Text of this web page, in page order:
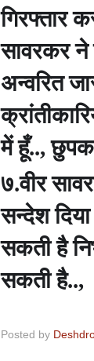
गिरफ्तार
सावरकर ने
अन्वरित
में हूँ..,
७.वीर
सन्देश दिया
सकती है
सकती है..,
Posted by